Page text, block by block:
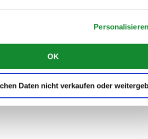
OK
Daten nicht verkaufen oder